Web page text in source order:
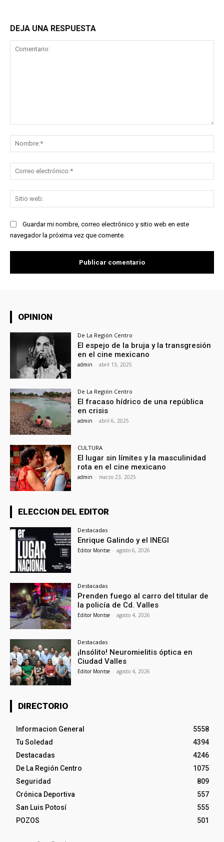
DEJA UNA RESPUESTA
Guardar mi nombre, correo electrónico y sitio web en este
navegador la próxima vez que comente.
OPINION
De La Región Centro
El espejo de la bruja y la transgresión
en el cine mexicano
admin - abril 13, 2025
De La Región Centro
El fracaso hídrico de una república
en crisis
admin - abril 6, 2025
CULTURA
El lugar sin límites y la masculinidad
rota en el cine mexicano
admin - marzo 23, 2025
ELECCION DEL EDITOR
Destacadas
Enrique Galindo y el INEGI
Editor Montse - agosto 6, 2026
Destacadas
Prenden fuego al carro del titular de
la policía de Cd. Valles
Editor Montse - agosto 4, 2026
Destacadas
¡Insólito! Neuromielitis óptica en
Ciudad Valles
Editor Montse - agosto 4, 2026
DIRECTORIO
Informacion General
5558
Tu Soledad
4394
Destacadas
4246
De La Región Centro
1075
Seguridad
809
Crónica Deportiva
557
San Luis Potosí
555
POZOS
501